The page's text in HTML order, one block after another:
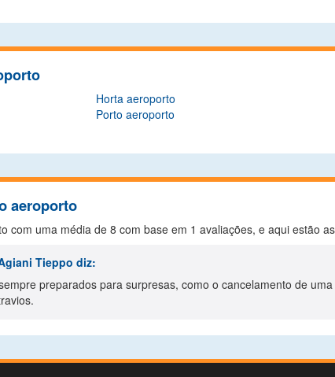
Horta aeroporto
Porto aeroporto
aeroporto
com uma média de 8 com base em 1 avaliações, e aqui estão
Tieppo diz:
preparados para surpresas, como o cancelamento de